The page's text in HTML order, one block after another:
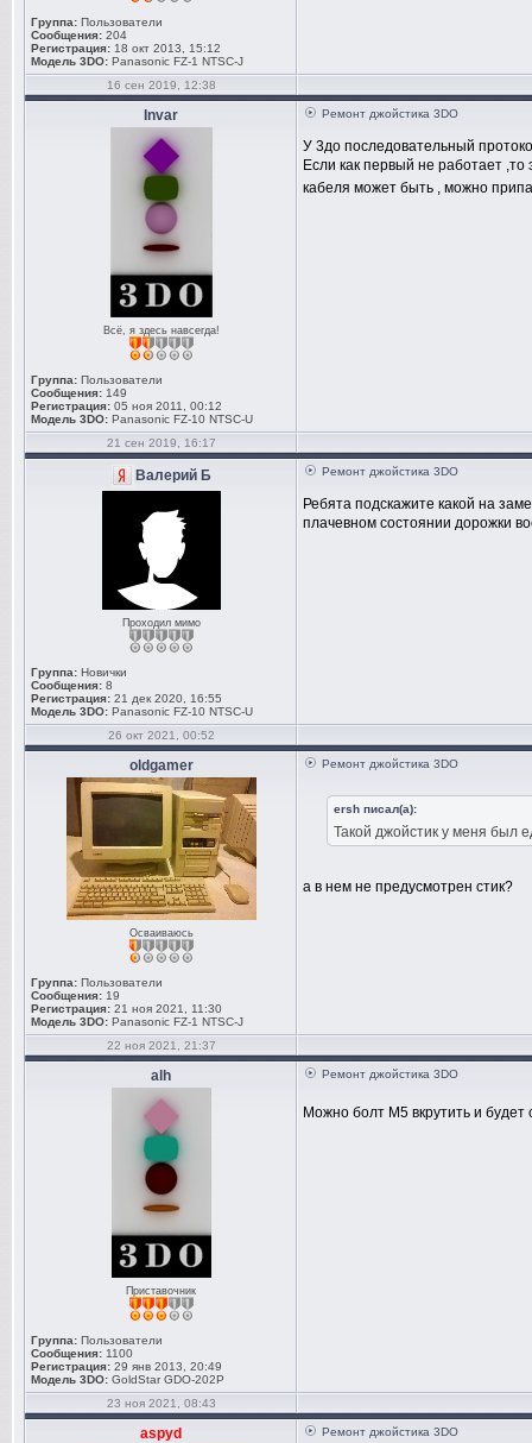
Группа: Пользователи
Сообщения: 204
Регистрация: 18 окт 2013, 15:12
Модель 3DO: Panasonic FZ-1 NTSC-J
16 сен 2019, 12:38
Invar
Всё, я здесь навсегда!
Группа: Пользователи
Сообщения: 149
Регистрация: 05 ноя 2011, 00:12
Модель 3DO: Panasonic FZ-10 NTSC-U
Ремонт джойстика 3DO
У 3до последовательный
Если как первый не работает
кабеля может быть , можно
21 сен 2019, 16:17
Валерий Б
Проходил мимо
Группа: Новички
Сообщения: 8
Регистрация: 21 дек 2020, 16:55
Модель 3DO: Panasonic FZ-10 NTSC-U
Ремонт джойстика 3DO
Ребята подскажите какой на
плачевном состоянии дорожки
26 окт 2021, 00:52
oldgamer
Осваиваюсь
Группа: Пользователи
Сообщения: 19
Регистрация: 21 ноя 2021, 11:30
Модель 3DO: Panasonic FZ-1 NTSC-J
Ремонт джойстика 3DO
ersh писал(а):
Такой джойстик у меня был
а в нем не предусмотрен стик?
22 ноя 2021, 21:37
alh
Приставочник
Группа: Пользователи
Сообщения: 1100
Регистрация: 29 янв 2013, 20:49
Модель 3DO: GoldStar GDO-202P
Ремонт джойстика 3DO
Можно болт М5 вкрутить и будет
23 ноя 2021, 08:43
aspyd Ремонт джойстика 3DO